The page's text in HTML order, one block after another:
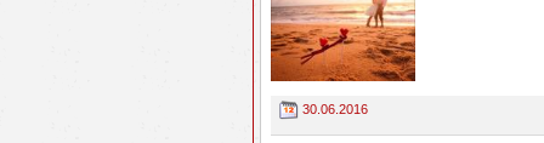
30.06.2016